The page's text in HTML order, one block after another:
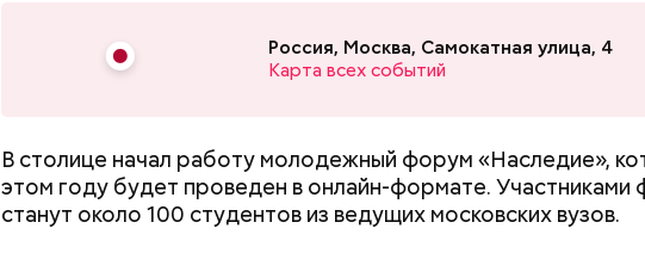
Россия, Москва, Самокатная улица, 4
Карта всех событий
В столице начал работу молодежный форум «Наследие»,
этом году будет проведен в онлайн-формате. Участниками
станут около 100 студентов из ведущих московских вузов.